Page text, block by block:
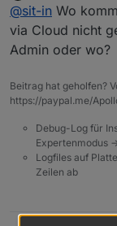
Allerdings
lasse...
Offline
@sit-in Wo
via Cloud nicht
Admin oder wo?
Beitrag hat geholfen?
https://paypal.me/
Debug-Log für
Expertenmodus
Logfiles auf
Zeilen ab